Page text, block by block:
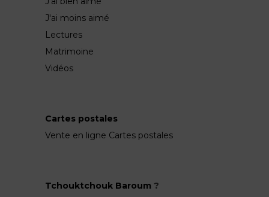
J'ai moins aimé
Lectures
Matrimoine
Vidéos
Cartes postales
Vente en ligne Cartes postales
Tchouktchouk Baroum ?